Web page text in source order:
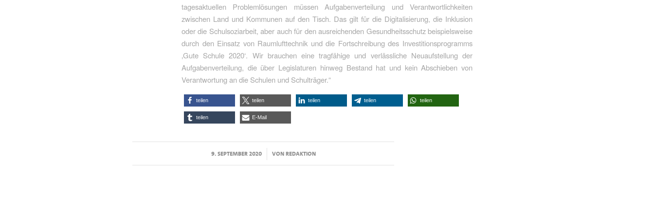
tagesaktuellen Problemlösungen müssen Aufgabenverteilung und Verantwortlichkeiten
zwischen Land und Kommunen auf den Tisch. Das gilt für die Digitalisierung, die Inklusion
oder die Schulsoziarbeit, aber auch für den ausreichenden Gesundheitsschutz beispielsweise
durch den Einsatz von Raumlufttechnik und die Fortschreibung des Investitionsprogramms
‚Gute Schule 2020‘. Wir brauchen eine tragfähige und verlässliche Neuaufstellung der
Aufgabenverteilung, die über Legislaturen hinweg Bestand hat und kein Abschieben von
Verantwortung an die Schulen und Schulträger.“
teilen teilen teilen teilen teilen
teilen E-Mail
9. SEPTEMBER 2020
/ VONREDAKTION